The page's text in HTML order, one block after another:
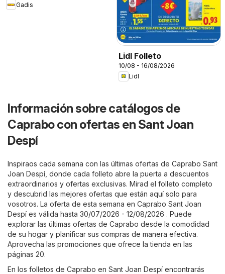
Gadis
Lidl Folleto
10/08 - 16/08/2026
Lidl
Información sobre catálogos de
Caprabo con ofertas en Sant Joan
Despí
Inspiraos cada semana con las últimas ofertas de Caprabo Sant
Joan Despí, donde cada folleto abre la puerta a descuentos
extraordinarios y ofertas exclusivas. Mirad el folleto completo
y descubrid las mejores ofertas que están aquí solo para
vosotros. La oferta de esta semana en Caprabo Sant Joan
Despí es válida hasta 30/07/2026 - 12/08/2026 . Puede
explorar las últimas ofertas de Caprabo desde la comodidad
de su hogar y planificar sus compras de manera efectiva.
Aprovecha las promociones que ofrece la tienda en las
páginas 20.
En los folletos de Caprabo en Sant Joan Despí encontrarás